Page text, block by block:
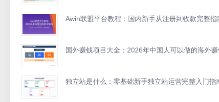
Awin联盟平台教程：国内新手从注册到收款完整
国外赚钱项目大全：2026年中国人可以做的海外
独立站是什么：零基础新手独立站运营完整入门指